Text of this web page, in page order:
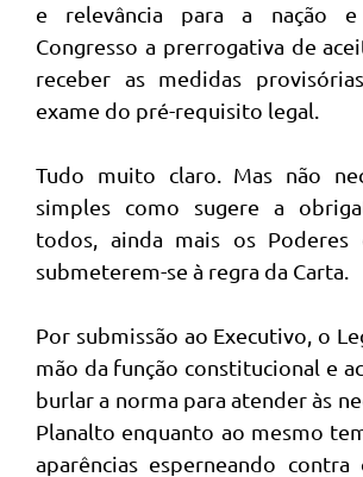
e relevância para a nação
Congresso a prerrogativa de
receber as medidas
exame do pré-requisito legal.
Tudo muito claro. Mas não
simples como sugere a
todos, ainda mais os Poderes
submeterem-se à regra da Carta.
Por submissão ao Executivo, o
mão da função constitucional e
burlar a norma para atender às
Planalto enquanto ao mesmo
aparências esperneando